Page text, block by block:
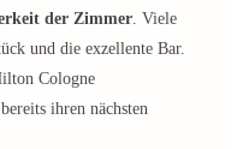
der Zimmer. Viele
und die exzellente Bar.
Cologne
ihren nächsten